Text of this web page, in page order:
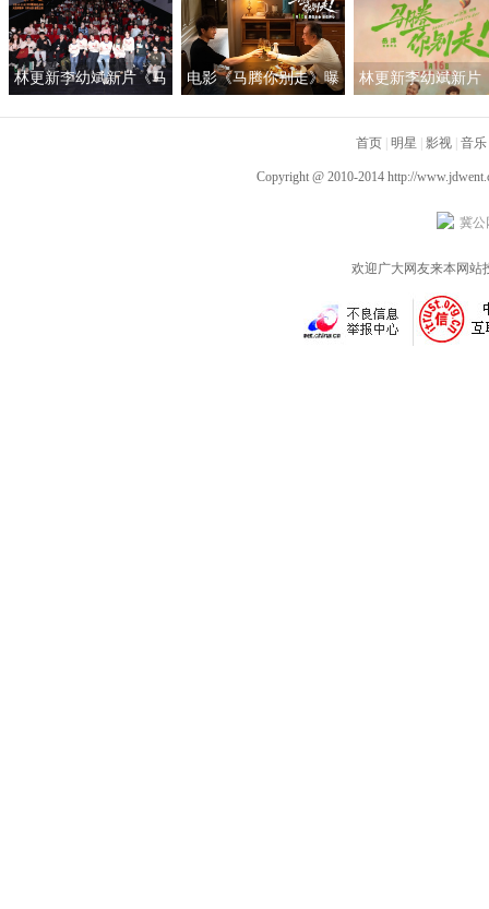
绝版影后阵容癫
约搭子稳稳幸福
林更新李幼斌新片《马
电影《马腾你别走》曝
生“新地图”
林更新李幼斌新片
首页 明星 影视 音乐
Copyright @ 2010-2014 http://
冀公
欢迎广大网友来本网站